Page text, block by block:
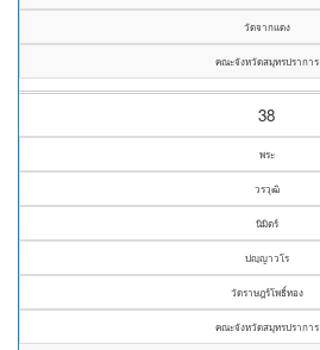
วัดจากแดง
คณะจังหวัดสมุทรปราการ
38
พระ
วรวุฒิ
นิมิตร์
ปญฺญาวโร
วัดราษฎร์โพธิ์ทอง
คณะจังหวัดสมุทรปราการ